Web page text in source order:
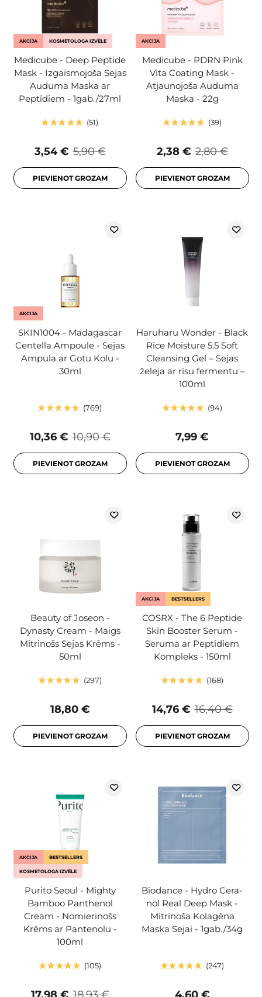
AKCIJA KOSMETOLOGA IZVĒLE
Medicube - Deep Peptide
Mask - Izgaismojoša Sejas
Auduma Maska ar
Peptīdiem - 1gab./27ml
51
5,90 €
3,54 €
PIEVIENOT GROZAM
AKCIJA
Medicube - PDRN Pink
Vita Coating Mask -
Atjaunojoša Auduma
Maska - 22g
39
2,80 €
2,38 €
PIEVIENOT GROZAM
AKCIJA
SKIN1004 - Madagascar
Centella Ampoule - Sejas
Ampula ar Gotu Kolu -
30ml
769
10,90 €
10,36 €
PIEVIENOT GROZAM
Haruharu Wonder - Black
Rice Moisture 5.5 Soft
Cleansing Gel – Sejas
želeja ar rīsu fermentu –
100ml
94
7,99 €
PIEVIENOT GROZAM
Beauty of Joseon -
Dynasty Cream - Maigs
Mitrinošs Sejas Krēms -
50ml
297
18,80 €
PIEVIENOT GROZAM
AKCIJA BESTSELLERS
COSRX - The 6 Peptide
Skin Booster Serum -
Seruma ar Peptīdiem
Kompleks - 150ml
168
16,40 €
14,76 €
PIEVIENOT GROZAM
AKCIJA BESTSELLERS
KOSMETOLOGA IZVĒLE
Purito Seoul - Mighty
Bamboo Panthenol
Cream - Nomierinošs
Krēms ar Pantenolu -
100ml
105
Biodance - Hydro Cera-
nol Real Deep Mask -
Mitrinoša Kolagēna
Maska Sejai - 1gab./34g
247